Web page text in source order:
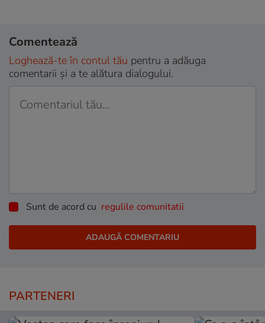
Comentează
Loghează-te în contul tău pentru a adăuga
comentarii și a te alătura dialogului.
Sunt de acord cu regulile comunitatii
PARTENERI